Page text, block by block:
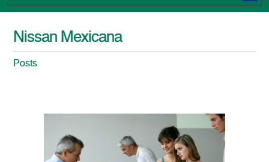
Nissan Mexicana
Posts